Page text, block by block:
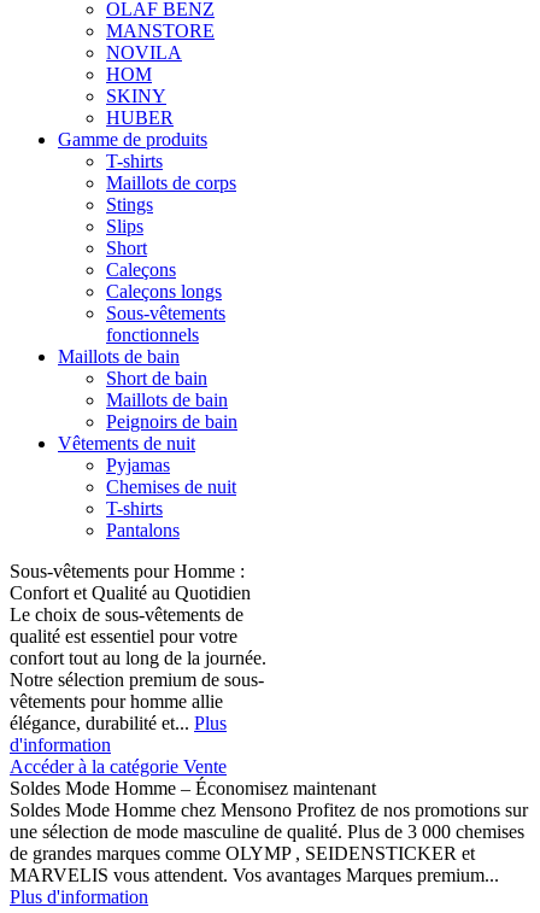
OLAF BENZ
MANSTORE
NOVILA
HOM
SKINY
HUBER
Gamme de produits
T-shirts
Maillots de corps
Stings
Slips
Short
Caleçons
Caleçons longs
Sous-vêtements
fonctionnels
Maillots de bain
Short de bain
Maillots de bain
Peignoirs de bain
Vêtements de nuit
Pyjamas
Chemises de nuit
T-shirts
Pantalons
Sous-vêtements pour Homme :
Confort et Qualité au Quotidien
Le choix de sous-vêtements de
qualité est essentiel pour votre
confort tout au long de la journée.
Notre sélection premium de sous-
vêtements pour homme allie
élégance, durabilité et... Plus
d'information
Accéder à la catégorie Vente
Soldes Mode Homme – Économisez maintenant
Soldes Mode Homme chez Mensono Profitez de nos promotions sur
une sélection de mode masculine de qualité. Plus de 3 000 chemises
de grandes marques comme OLYMP , SEIDENSTICKER et
MARVELIS vous attendent. Vos avantages Marques premium...
Plus d'information